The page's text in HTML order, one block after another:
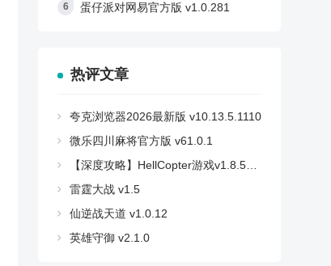
蛋仔派对网易官方版 v1.0.281
热评文章
夸克浏览器2026最新版 v10.13.5.1110
微乐四川麻将官方版 v61.0.1
【深度攻略】HellCopter游戏v1.8.59安卓版：如何轻松登顶，解锁所有秘密？
雷霆大战 v1.5
仙逆战天道 v1.0.12
英雄守御 v2.1.0